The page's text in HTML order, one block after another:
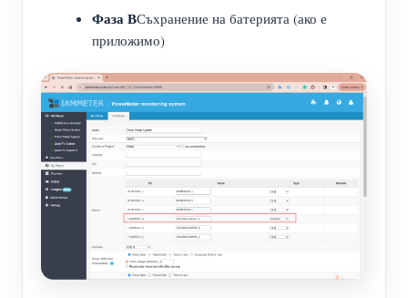
Фаза ВСъхранение на батерията (ако е
приложимо)